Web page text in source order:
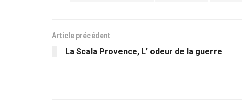
Article précédent
La Scala Provence, L’ odeur de la guerre